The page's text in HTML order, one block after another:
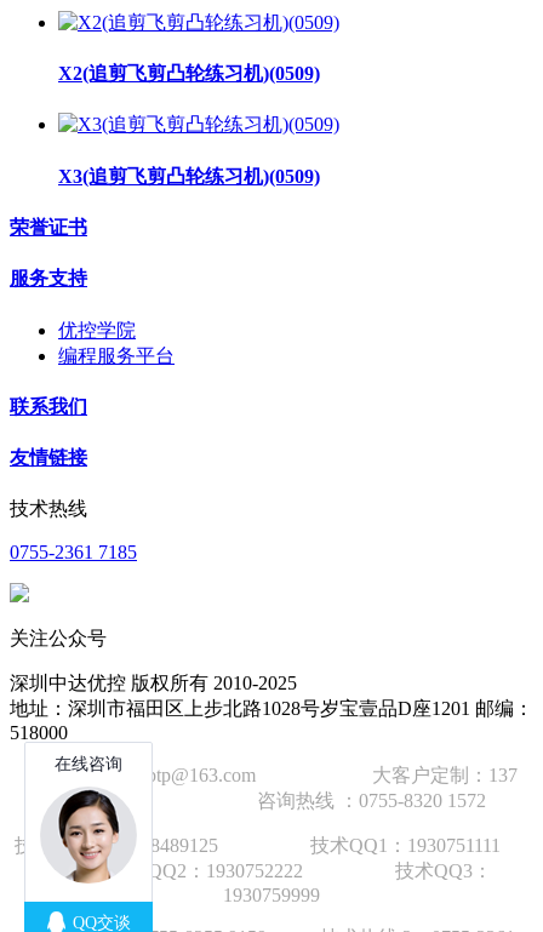
X2(追剪飞剪凸轮练习机)(0509)
X3(追剪飞剪凸轮练习机)(0509)
荣誉证书
服务支持
优控学院
编程服务平台
联系我们
友情链接
技术热线
0755-2361 7185
关注公众号
深圳中达优控 版权所有 2010-2025
地址：深圳市福田区上步北路1028号岁宝壹品D座1201 邮编：
518000
技术邮箱：wzbtp@163.com 大客户定制：137
1392 2586 咨询热线 ：0755-8320 1572
技术手机：18928489125
技术QQ1：1930751111
技术QQ2：1930752222 技术QQ3：
1930759999